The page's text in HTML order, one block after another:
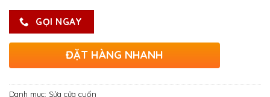
GỌI NGAY
ĐẶT HÀNG NHANH
Danh mục: Sửa cửa cuốn